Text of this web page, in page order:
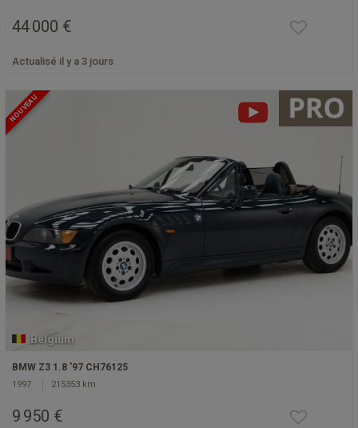
44 000 €
Actualisé il y a 3 jours
NOUVEAU
Belgium
BMW Z3 1.8 '97 CH76125
1997 215353 km
9 950 €